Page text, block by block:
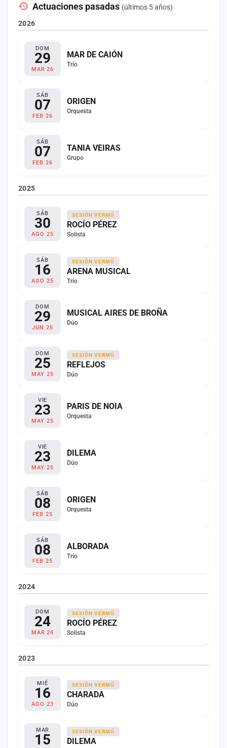
Actuaciones pasadas (últimos 5 años)
2026
DOM
29
MAR 26
MAR DE CAIÓN
Trío
SÁB
07
FEB 26
ORIGEN
Orquesta
SÁB
07
FEB 26
TANIA VEIRAS
Grupo
2025
SÁB
30
AGO 25
SESIÓN VERMÚ
ROCÍO PÉREZ
Solista
SÁB
16
AGO 25
SESIÓN VERMÚ
ARENA MUSICAL
Trío
DOM
29
JUN 25
MUSICAL AIRES DE BROÑA
Dúo
DOM
25
MAY 25
SESIÓN VERMÚ
REFLEJOS
Dúo
VIE
23
MAY 25
PARIS DE NOIA
Orquesta
VIE
23
MAY 25
DILEMA
Dúo
SÁB
08
FEB 25
ORIGEN
Orquesta
SÁB
08
FEB 25
ALBORADA
Trío
2024
DOM
24
MAR 24
SESIÓN VERMÚ
ROCÍO PÉREZ
Solista
2023
MIÉ
16
AGO 23
SESIÓN VERMÚ
CHARADA
Dúo
MAR
15 SESIÓN VERMÚ
DILEMA